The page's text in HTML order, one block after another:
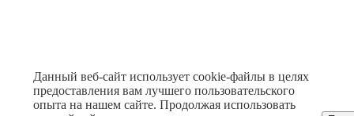
Данный веб-сайт использует cookie-файлы в целях
предоставления вам лучшего пользовательского
опыта на нашем сайте. Продолжая использовать